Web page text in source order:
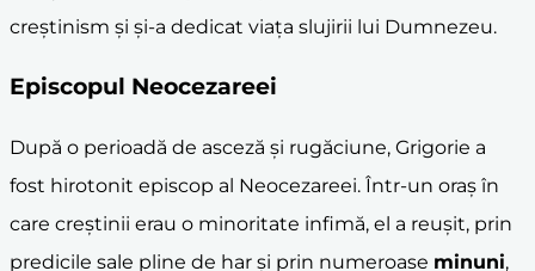
creștinism și și-a dedicat viața slujirii lui Dumnezeu.
Episcopul Neocezareei
După o perioadă de asceză și rugăciune, Grigorie a
fost hirotonit episcop al Neocezareei. Într-un oraș în
care creștinii erau o minoritate infimă, el a reușit, prin
predicile sale pline de har și prin numeroase minuni,